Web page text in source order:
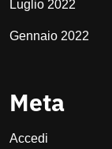
Luglio 2022
Gennaio 2022
Meta
Accedi